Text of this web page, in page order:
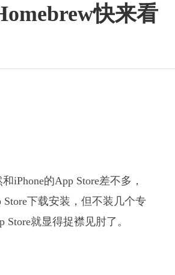
快来看
iPhone的App Store差不多，
下载安装，但不装几个专
就显得捉襟见肘了。